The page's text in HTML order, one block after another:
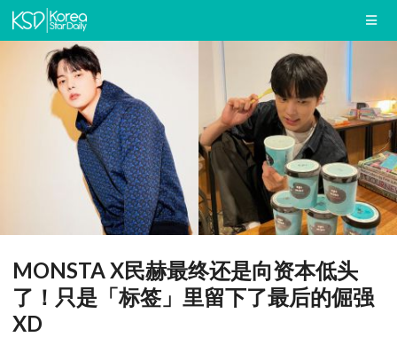
MONSTA X民赫最终还是向资本低头
了！只是「标签」里留下了最后的倔强
XD